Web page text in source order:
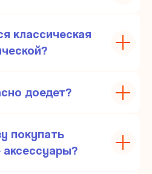
классическая
доедет?
покупать